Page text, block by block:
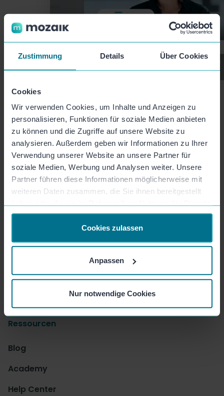
Zustimmung Details Über Cookies
Cookies
Wir verwenden Cookies, um Inhalte und Anzeigen zu
personalisieren, Funktionen für soziale Medien anbieten
zu können und die Zugriffe auf unsere Website zu
analysieren. Außerdem geben wir Informationen zu Ihrer
Verwendung unserer Website an unsere Partner für
soziale Medien, Werbung und Analysen weiter. Unsere
Partner führen diese Informationen möglicherweise mit
weiteren Daten zusammen, die Sie ihnen bereitgestellt
haben oder die sie im Rahmen Ihrer Nutzung der Dienste
gesammelt haben.
Cookies zulassen
Anpassen
Nur notwendige Cookies
Produkt
Funktionen
Videovorlagen
Preise
API & Integration
App-Download
Unternehmen
Presse
Ressourcen
Blog
Academy
Help Center